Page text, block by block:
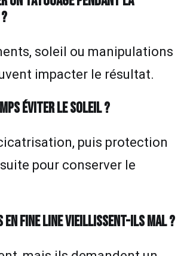
soleil ou manipulations
impacter le résultat.
ÉVITER LE SOLEIL ?
puis protection
pour conserver le
EN FINE LINE VIEILLISSENT-ILS MAL ?